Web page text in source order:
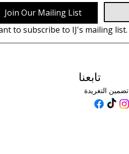
Join Our Mailing List
to subscribe to IJ's mailing list.
تابعنا
تضمين التغريدة